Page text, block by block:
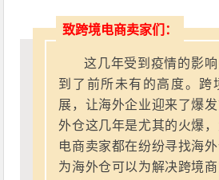
致跨境电商卖家们：
这几年受到疫情的影
到了前所未有的高度。跨
展，让海外企业迎来了爆
外仓这几年是尤其的火爆
电商卖家都在纷纷寻找海
为海外仓可以为解决跨境